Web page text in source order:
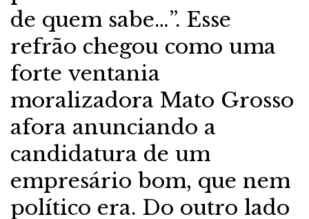
de quem sabe…”. Esse
refrão chegou como uma
forte ventania
moralizadora Mato Grosso
afora anunciando a
candidatura de um
empresário bom, que nem
político era. Do outro lado